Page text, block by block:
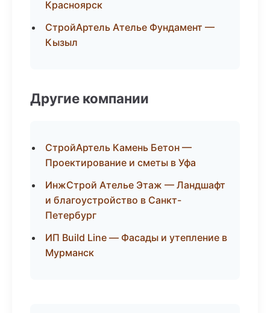
Красноярск
СтройАртель Ателье Фундамент —
Кызыл
Другие компании
СтройАртель Камень Бетон —
Проектирование и сметы в Уфа
ИнжСтрой Ателье Этаж — Ландшафт
и благоустройство в Санкт-
Петербург
ИП Build Line — Фасады и утепление в
Мурманск